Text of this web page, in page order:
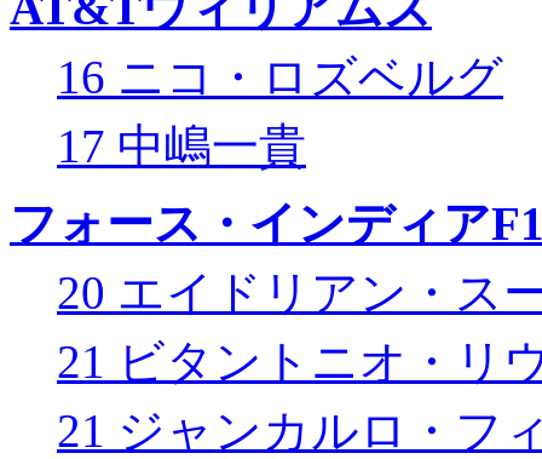
16 ニコ・ロズベルグ
17 中嶋一貴
フォース・インディア
20 エイドリアン・ス
21 ビタントニオ・リ
21 ジャンカルロ・フ